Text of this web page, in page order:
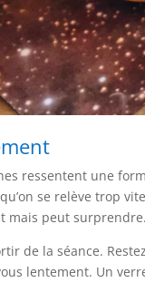
ressentent une
se relève trop
mais peut surprendre.
de la séance.
lentement. Un